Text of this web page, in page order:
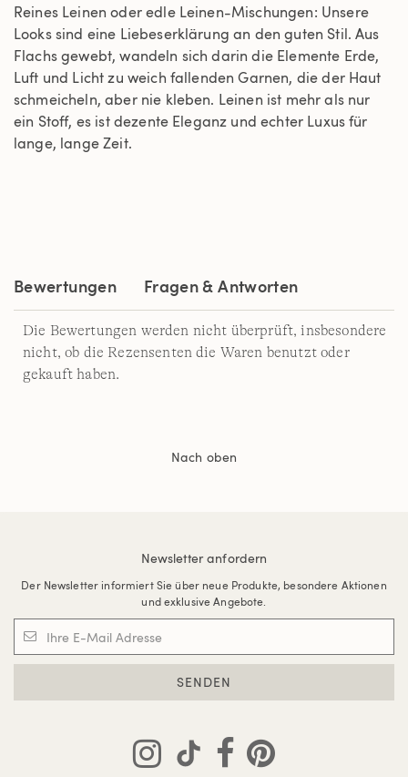
Reines Leinen oder edle Leinen-Mischungen: Unsere
Looks sind eine Liebeserklärung an den guten Stil. Aus
Flachs gewebt, wandeln sich darin die Elemente Erde,
Luft und Licht zu weich fallenden Garnen, die der Haut
schmeicheln, aber nie kleben. Leinen ist mehr als nur
ein Stoff, es ist dezente Eleganz und echter Luxus für
lange, lange Zeit.
Bewertungen Fragen & Antworten
Die Bewertungen werden nicht überprüft, insbesondere
nicht, ob die Rezensenten die Waren benutzt oder
gekauft haben.
Nach oben
Newsletter anfordern
Der Newsletter informiert Sie über neue Produkte, besondere Aktionen
und exklusive Angebote.
SENDEN